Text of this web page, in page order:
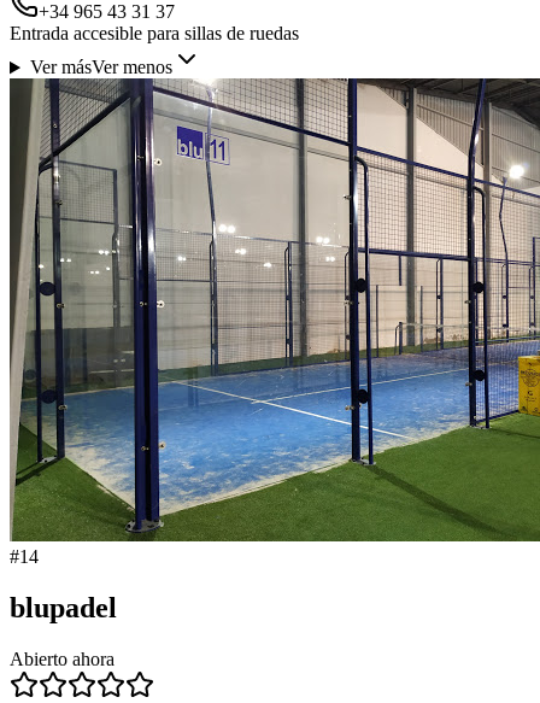
+34 965 43 31 37
Entrada accesible para sillas de ruedas
Ver másVer menos
#14
blupadel
Abierto ahora